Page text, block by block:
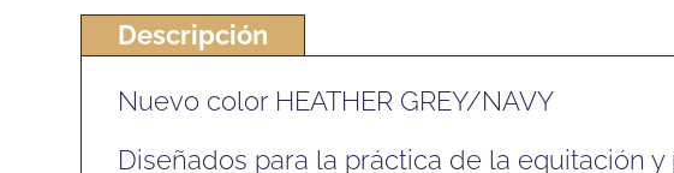
Descripción
Nuevo color HEATHER GREY/NAVY
Diseñados para la práctica de la equitación